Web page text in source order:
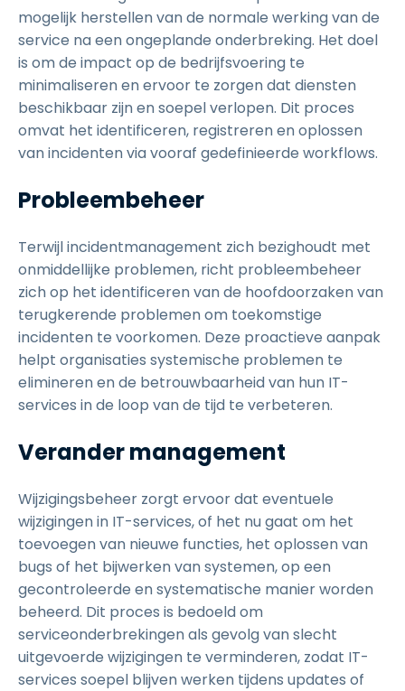
mogelijk herstellen van de normale werking van de
service na een ongeplande onderbreking. Het doel
is om de impact op de bedrijfsvoering te
minimaliseren en ervoor te zorgen dat diensten
beschikbaar zijn en soepel verlopen. Dit proces
omvat het identificeren, registreren en oplossen
van incidenten via vooraf gedefinieerde workflows.
Probleembeheer
Terwijl incidentmanagement zich bezighoudt met
onmiddellijke problemen, richt probleembeheer
zich op het identificeren van de hoofdoorzaken van
terugkerende problemen om toekomstige
incidenten te voorkomen. Deze proactieve aanpak
helpt organisaties systemische problemen te
elimineren en de betrouwbaarheid van hun IT-
services in de loop van de tijd te verbeteren.
Verander management
Wijzigingsbeheer zorgt ervoor dat eventuele
wijzigingen in IT-services, of het nu gaat om het
toevoegen van nieuwe functies, het oplossen van
bugs of het bijwerken van systemen, op een
gecontroleerde en systematische manier worden
beheerd. Dit proces is bedoeld om
serviceonderbrekingen als gevolg van slecht
uitgevoerde wijzigingen te verminderen, zodat IT-
services soepel blijven werken tijdens updates of